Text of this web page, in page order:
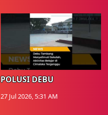
POLUSI DEBU
27 Jul 2026, 5:31 AM